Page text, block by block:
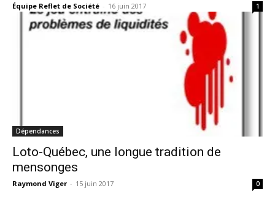
Équipe Reflet de Société - 16 juin 2017 1
Dépendances
Loto-Québec, une longue tradition de
mensonges
Raymond Viger - 15 juin 2017 0